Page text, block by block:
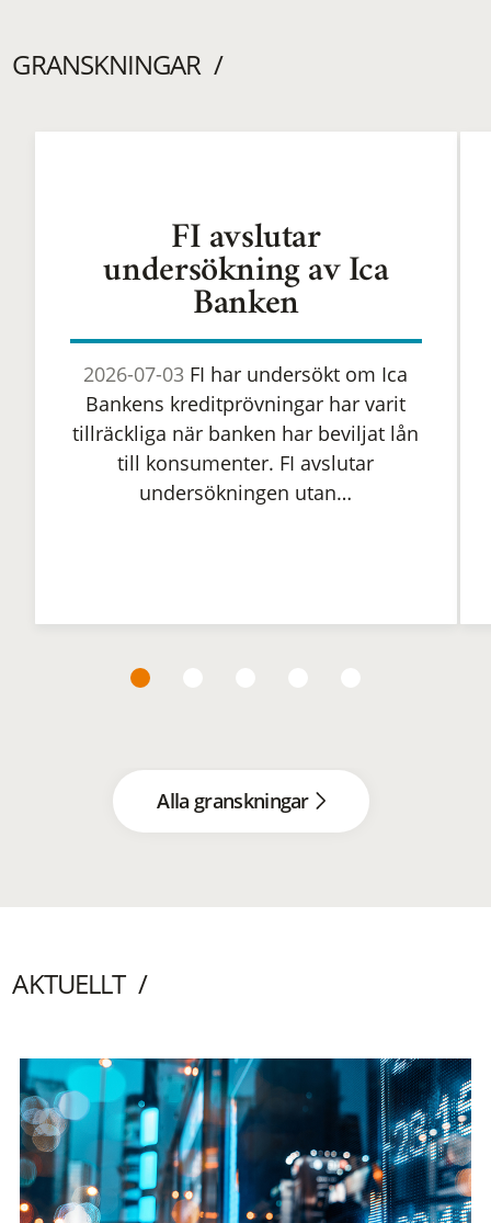
GRANSKNINGAR
FI avslutar
undersökning av Ica
Banken
2026-07-03 FI har undersökt om Ica
Bankens kreditprövningar har varit
tillräckliga när banken har beviljat lån
till konsumenter. FI avslutar
undersökningen utan…
Alla granskningar
AKTUELLT